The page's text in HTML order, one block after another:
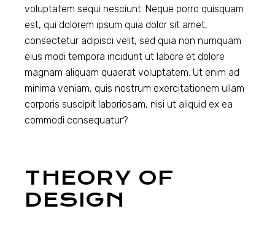
voluptatem sequi nesciunt. Neque porro quisquam
est, qui dolorem ipsum quia dolor sit amet,
consectetur adipisci velit, sed quia non numquam
eius modi tempora incidunt ut labore et dolore
magnam aliquam quaerat voluptatem. Ut enim ad
minima veniam, quis nostrum exercitationem ullam
corporis suscipit laboriosam, nisi ut aliquid ex ea
commodi consequatur?
THEORY OF
DESIGN